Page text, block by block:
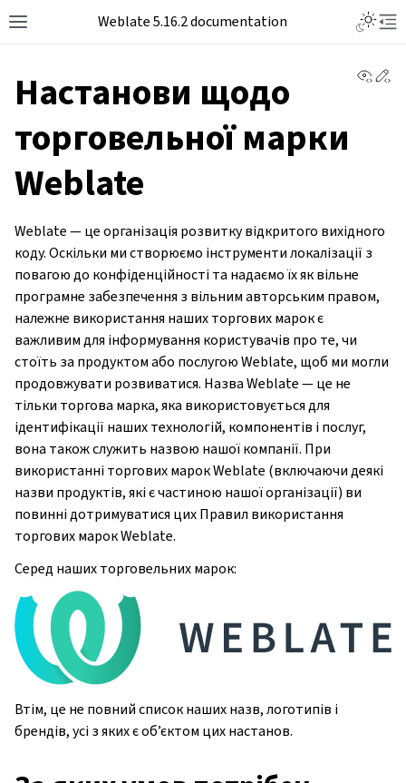
Weblate 5.16.2 documentation
Настанови щодо
торговельної марки
Weblate
Weblate — це організація розвитку відкритого вихідного
коду. Оскільки ми створюємо інструменти локалізації з
повагою до конфіденційності та надаємо їх як вільне
програмне забезпечення з вільним авторським правом,
належне використання наших торгових марок є
важливим для інформування користувачів про те, чи
стоїть за продуктом або послугою Weblate, щоб ми могли
продовжувати розвиватися. Назва Weblate — це не
тільки торгова марка, яка використовується для
ідентифікації наших технологій, компонентів і послуг,
вона також служить назвою нашої компанії. При
використанні торгових марок Weblate (включаючи деякі
назви продуктів, які є частиною нашої організації) ви
повинні дотримуватися цих Правил використання
торгових марок Weblate.
Серед наших торговельних марок:
Втім, це не повний список наших назв, логотипів і
брендів, усі з яких є об’єктом цих настанов.